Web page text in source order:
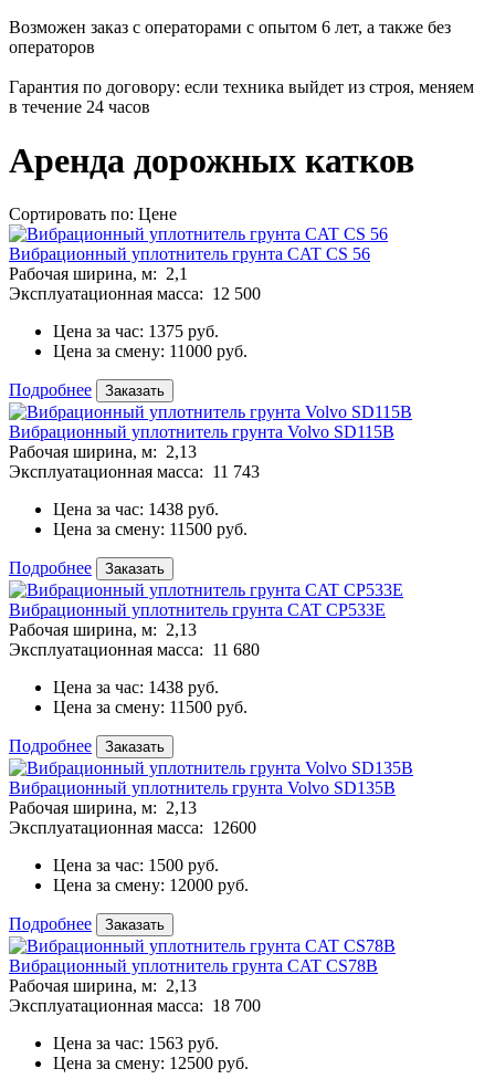
Возможен заказ с операторами с опытом 6 лет, а также без
операторов
Гарантия по договору: если техника выйдет из строя, меняем
в течение 24 часов
Аренда дорожных катков
Сортировать по: Цене
Вибрационный уплотнитель грунта CAT CS 56
Рабочая ширина, м: 2,1
Эксплуатационная масса: 12 500
Цена за час: 1375 руб.
Цена за смену: 11000 руб.
Подробнее Заказать
Вибрационный уплотнитель грунта Volvo SD115B
Рабочая ширина, м: 2,13
Эксплуатационная масса: 11 743
Цена за час: 1438 руб.
Цена за смену: 11500 руб.
Подробнее Заказать
Вибрационный уплотнитель грунта CAT CP533E
Рабочая ширина, м: 2,13
Эксплуатационная масса: 11 680
Цена за час: 1438 руб.
Цена за смену: 11500 руб.
Подробнее Заказать
Вибрационный уплотнитель грунта Volvo SD135B
Рабочая ширина, м: 2,13
Эксплуатационная масса: 12600
Цена за час: 1500 руб.
Цена за смену: 12000 руб.
Подробнее Заказать
Вибрационный уплотнитель грунта CAT CS78B
Рабочая ширина, м: 2,13
Эксплуатационная масса: 18 700
Цена за час: 1563 руб.
Цена за смену: 12500 руб.